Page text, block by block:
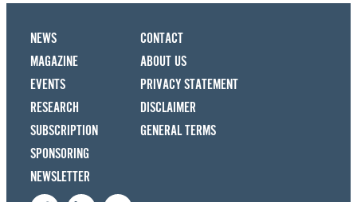
NEWS
MAGAZINE
EVENTS
RESEARCH
SUBSCRIPTION
SPONSORING
CONTACT
ABOUT US
PRIVACY STATEMENT
DISCLAIMER
GENERAL TERMS
NEWSLETTER